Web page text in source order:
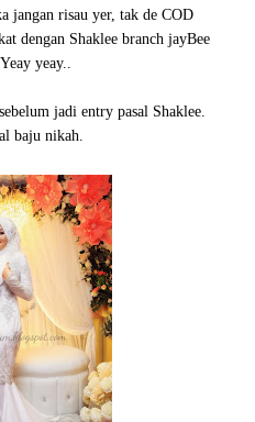
jangan risau yer, tak de COD
dengan Shaklee branch jayBee
yeay..
jadi entry pasal Shaklee.
baju nikah.